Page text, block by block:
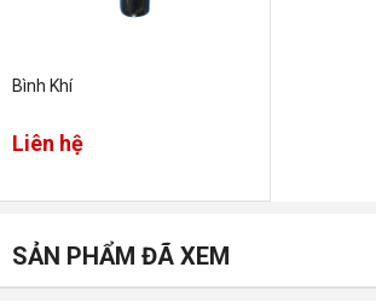
Bình Khí
Liên hệ
SẢN PHẨM ĐÃ XEM